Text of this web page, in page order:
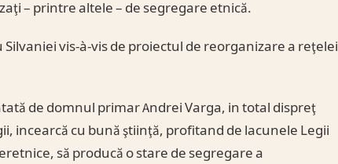
– printre altele – de segregare etnică.
vis-à-vis de proiectul de reorganizare a reţelei
de domnul primar Andrei Varga, in total dispreţ
incearcă cu bună ştiinţă, profitand de lacunele Legii
să producă o stare de segregare a